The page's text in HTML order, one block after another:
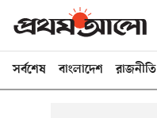
সর্বশেষ বাংলাদেশ রাজনীতি